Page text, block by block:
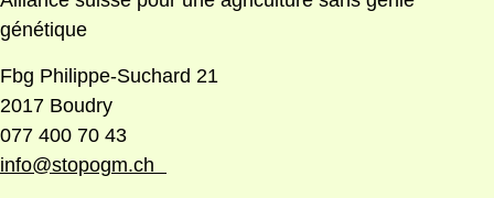
génétique
Fbg Philippe-Suchard 21
2017 Boudry
077 400 70 43
info@stopogm.ch